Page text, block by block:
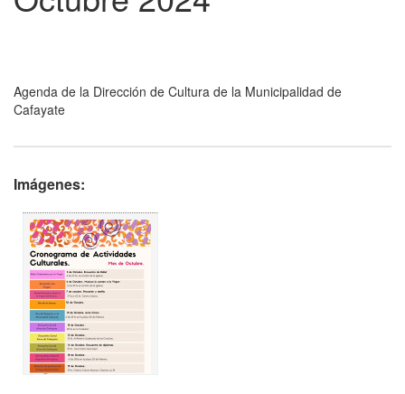
Agenda de la Dirección de Cultura de la Municipalidad de
Cafayate
Imágenes: